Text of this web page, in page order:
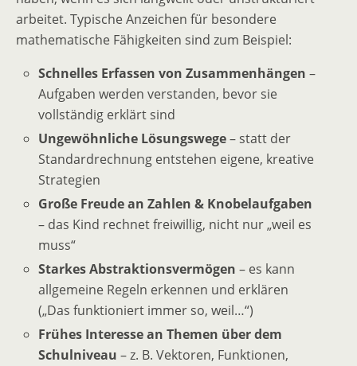
arbeitet. Typische Anzeichen für besondere
mathematische Fähigkeiten sind zum Beispiel:
Schnelles Erfassen von Zusammenhängen –
Aufgaben werden verstanden, bevor sie
vollständig erklärt sind
Ungewöhnliche Lösungswege– statt der
Standardrechnung entstehen eigene, kreative
Strategien
Große Freude an Zahlen & Knobelaufgaben
– das Kind rechnet freiwillig, nicht nur „weil es
muss“
Starkes Abstraktionsvermögen – es kann
allgemeine Regeln erkennen und erklären
(„Das funktioniert immer so, weil…“)
Frühes Interesse an Themen über dem
Schulniveau – z. B. Vektoren, Funktionen,